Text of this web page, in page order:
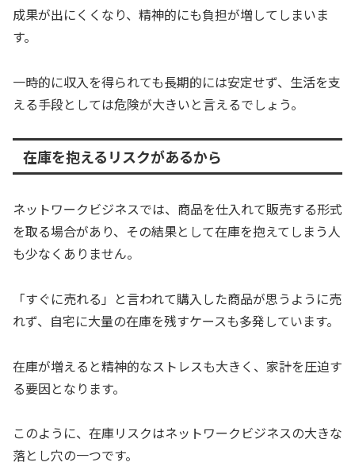
成果が出にくくなり、精神的にも負担が増してしまいま
す。
一時的に収入を得られても長期的には安定せず、生活を支
える手段としては危険が大きいと言えるでしょう。
在庫を抱えるリスクがあるから
ネットワークビジネスでは、商品を仕入れて販売する形式
を取る場合があり、その結果として在庫を抱えてしまう人
も少なくありません。
「すぐに売れる」と言われて購入した商品が思うように売
れず、自宅に大量の在庫を残すケースも多発しています。
在庫が増えると精神的なストレスも大きく、家計を圧迫す
る要因となります。
このように、在庫リスクはネットワークビジネスの大きな
落とし穴の一つです。